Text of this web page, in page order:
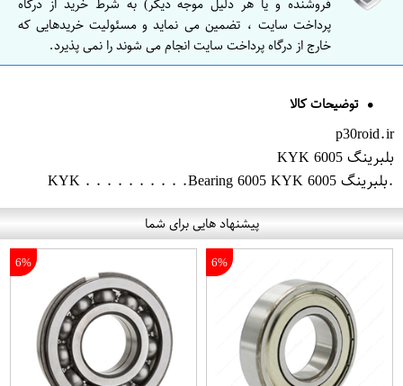
پرداخت سایت ، تضمین می نماید و مسئولیت خریدهایی که
خارج از درگاه پرداخت سایت انجام می شوند را نمی پذیرد.
توضیحات کالا
p30roid.ir
بلبرینگ 6005 KYK
.بلبرینگ 6005 KYK . . . . . . . . . .Bearing 6005 KYK
پیشنهاد هایی برای شما
6%
6%